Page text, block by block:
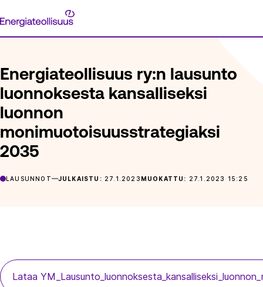
suoraan
Energiateollisuus
ETUSIVU
Energiateollisuus ry:n lausunto
luonnoksesta kansalliseksi
luonnon
monimuotoisuusstrategiaksi
2035
LAUSUNNOT JULKAISTU: 27.1.2023 MUOKATTU: 27.1.2023 15:25
Lataa